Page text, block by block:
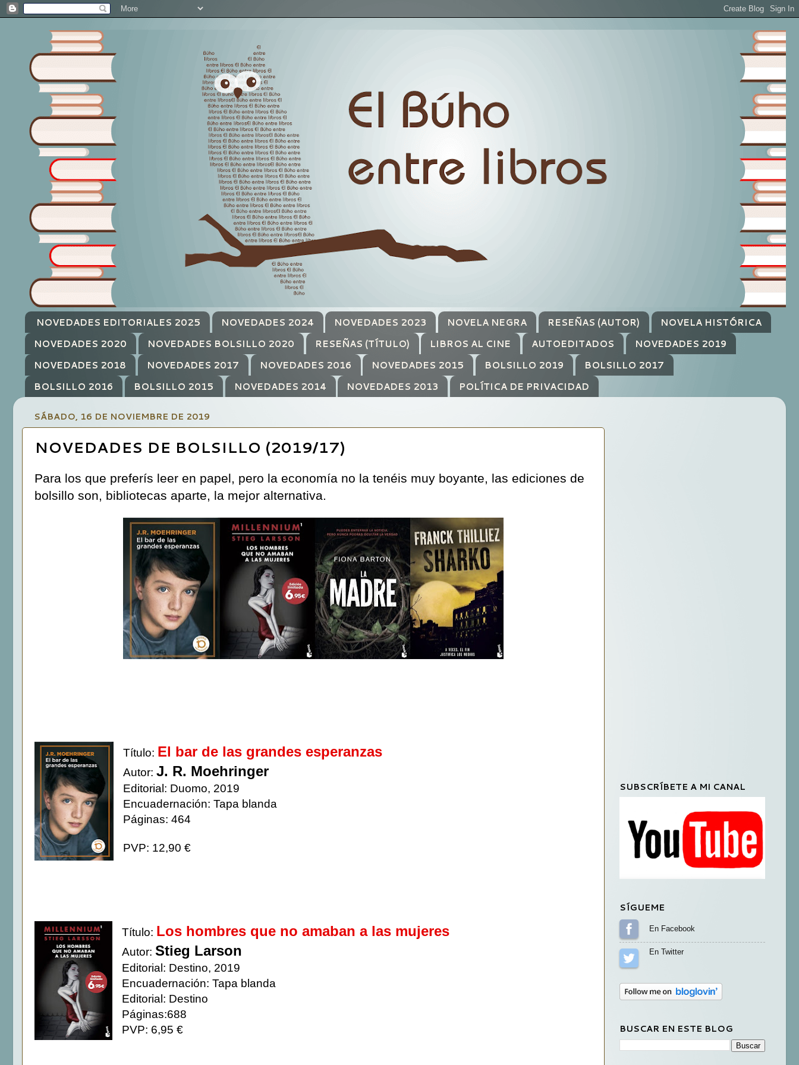
NOVEDADES EDITORIALES 2025 NOVEDADES 2024 NOVEDADES 2023 NOVELA NEGRA RESEÑAS (AUTOR)
NOVELA HISTÓRICA
NOVEDADES 2020
NOVEDADES BOLSILLO 2020 RESEÑAS (TÍTULO) LIBROS AL CINE AUTOEDITADOS
NOVEDADES 2019
NOVEDADES 2018
NOVEDADES 2017 NOVEDADES 2016 NOVEDADES 2015 BOLSILLO 2019
BOLSILLO 2017
BOLSILLO 2016
BOLSILLO 2015 NOVEDADES 2014 NOVEDADES 2013 POLÍTICA DE PRIVACIDAD
SÁBADO, 16 DE NOVIEMBRE DE 2019
NOVEDADES DE BOLSILLO (2019/17)
Para los que preferís leer en papel, pero la economía no la tenéis muy boyante, las ediciones de
bolsillo son, bibliotecas aparte, la mejor alternativa.
Título: El bar de las grandes esperanzas
Autor: J. R. Moehringer
Editorial: Duomo, 2019
Encuadernación: Tapa blanda
Páginas: 464
PVP: 12,90 €
Título: Los hombres que no amaban a las mujeres
Autor: Stieg Larson
Editorial: Destino, 2019
Encuadernación: Tapa blanda
Editorial: Destino
Páginas:688
PVP: 6,95 €
SUBSCRÍBETE A MI CANAL
SÍGUEME
Sígueme en Facebook
BUSCAR EN ESTE BLOG